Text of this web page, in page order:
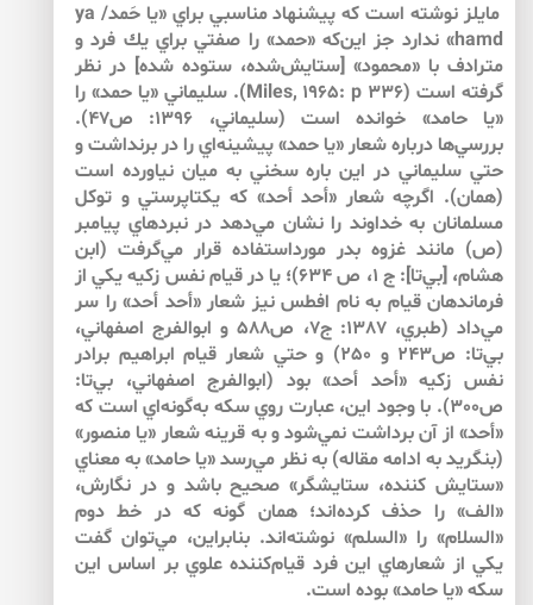
مايلز نوشته است كه پيشنهاد مناسبي براي «يا حَمد/ ya
hamd» ندارد جز اين‌كه «حمد» را صفتي براي يك فرد و
مترادف با «محمود» [ستايش‌شده، ستوده شده] در نظر
گرفته است (Miles, 1965: p 336). سليماني «يا حمد» را
«يا حامد» خوانده است (سليماني، 1396: ص47).
بررسي‌ها درباره شعار «يا حمد» پيشينه‌اي را در برنداشت و
حتي سليماني در اين ‌باره سخني به ميان نياورده است
(همان). اگرچه شعار «أحد أحد» كه يكتاپرستي و توكل
مسلمانان به خداوند را نشان مي‌دهد در نبردهاي پيامبر
(ص) مانند غزوه بدر مورداستفاده قرار مي‌گرفت (ابن
هشام، [بي‌‌تا]: ج 1، ص 634)؛ يا در قيام نفس زكيه يكي از
فرماندهان قيام به نام افطس نيز شعار «أحد أحد» را سر
مي‌داد (طبري، 1387: ج7، ص588 و ابوالفرج اصفهاني،
بي‌‌تا: ص243 و 250) و حتي شعار قيام ابراهيم برادر
نفس زكيه «أحد أحد» بود (ابوالفرج اصفهاني، بي‌‌تا:
ص300). با وجود اين، عبارت روي سكه به‌گونه‌اي است كه
«أحد» از آن برداشت نمي‌شود و به قرينه شعار «يا منصور»
(بنگريد به ادامه مقاله) به نظر مي‌رسد «يا حامد» به معناي
«ستايش كننده، ستايشگر» صحيح باشد و در نگارش،
«الف» را حذف كرده‌اند؛ همان گونه كه در خط دوم
«السلام» را «السلم» نوشته‌اند. بنابراين، مي‌توان گفت
يكي از شعارهاي اين فرد قيام‌كننده علوي بر اساس اين
سكه «يا حامد» بوده است.